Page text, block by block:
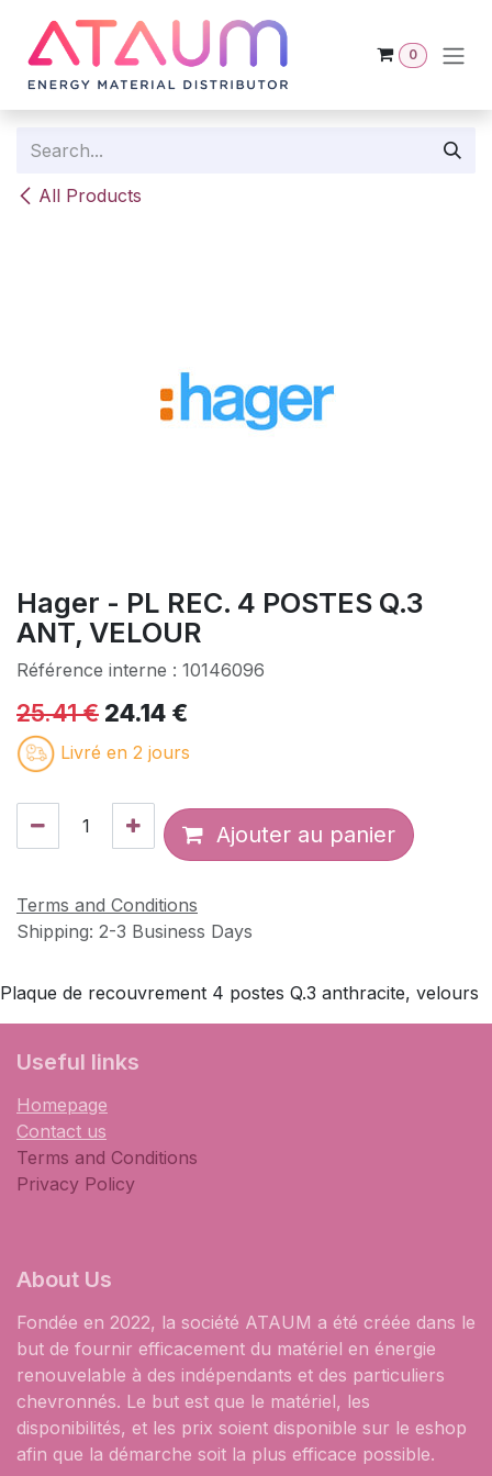
0
All Products
Hager - PL REC. 4 POSTES Q.3
ANT, VELOUR
Référence interne : 10146096
25.41€ 24.14 €
Livré en 2 jours
Ajouter au panier
Terms and Conditions
Shipping: 2-3 Business Days
Plaque de recouvrement 4 postes Q.3 anthracite, velours
​Useful links
Homepage
Contact us
Terms and Conditions
Privacy Policy
About Us
Fondée en 2022, la société ATAUM a été créée dans le
but de fournir efficacement du matériel en énergie
renouvelable à des indépendants et des particuliers
chevronnés. Le but est que le matériel, les
disponibilités, et les prix soient disponible sur le eshop
afin que la démarche soit la plus efficace possible.